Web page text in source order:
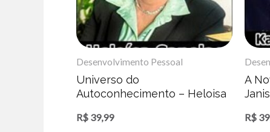
Desenvolvimento Pessoal
Universo do
Autoconhecimento – Heloisa
R$ 39,99
A
R$